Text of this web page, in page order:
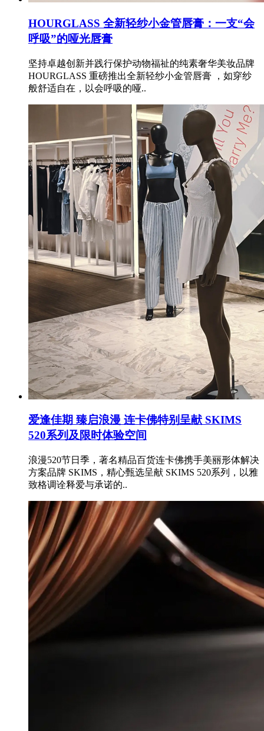
HOURGLASS 全新轻纱小金管唇膏：一支“会
呼吸”的哑光唇膏
坚持卓越创新并践行保护动物福祉的纯素奢华美妆品牌
HOURGLASS 重磅推出全新轻纱小金管唇膏 ，如穿纱
般舒适自在，以会呼吸的哑..
爱逢佳期 臻启浪漫 连卡佛特别呈献 SKIMS
520系列及限时体验空间
浪漫520节日季，著名精品百货连卡佛携手美丽形体解决
方案品牌 SKIMS，精心甄选呈献 SKIMS 520系列，以雅
致格调诠释爱与承诺的..